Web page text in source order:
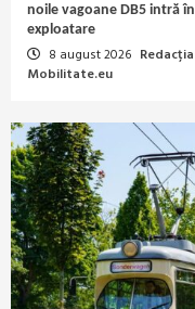
noile vagoane DB5 intră în
exploatare
8 august 2026 Redacția
Mobilitate.eu